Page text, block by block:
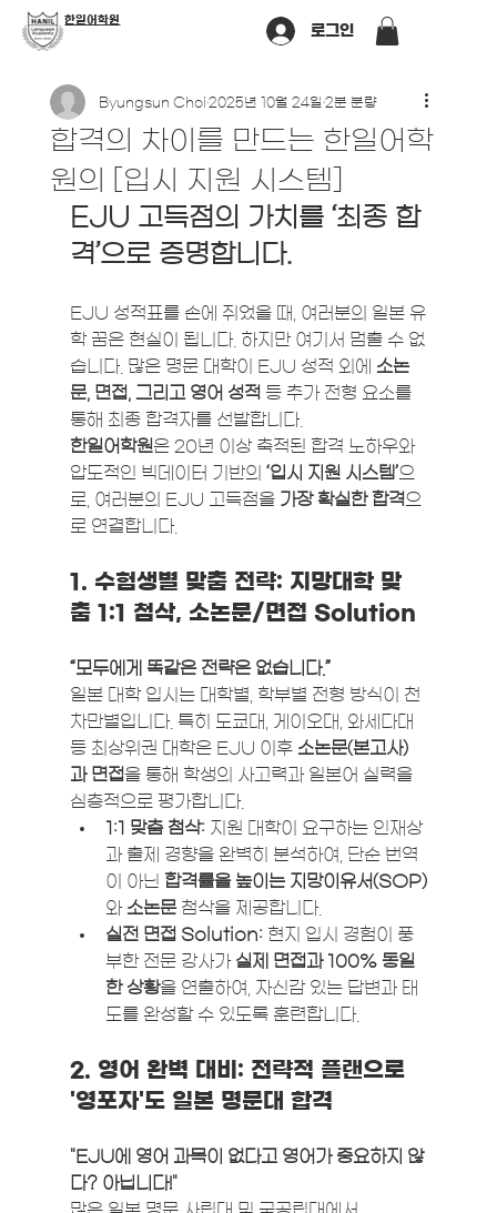
​한일어학원
로그인
합격의 차이를 만드는 한일어학
원의 [입시 지원 시스템]
Byungsun Choi 2025년 10월 24일 2분 분량
EJU 고득점의 가치를 ‘최종 합
격’으로 증명합니다.
EJU 성적표를 손에 쥐었을 때, 여러분의 일본 유
학 꿈은 현실이 됩니다. 하지만 여기서 멈출 수 없
습니다. 많은 명문 대학이 EJU 성적 외에 소논
문, 면접, 그리고 영어 성적 등 추가 전형 요소를
통해 최종 합격자를 선발합니다.
한일어학원은 20년 이상 축적된 합격 노하우와
압도적인 빅데이터 기반의 ‘입시 지원 시스템’으
로, 여러분의 EJU 고득점을 가장 확실한 합격으
로 연결합니다.
1. 수험생별 맞춤 전략: 지망대학 맞
춤 1:1 첨삭, 소논문/면접 Solution
“모두에게 똑같은 전략은 없습니다.”
일본 대학 입시는 대학별, 학부별 전형 방식이 천
차만별입니다. 특히 도쿄대, 게이오대, 와세다대
등 최상위권 대학은 EJU 이후 소논문(본고사)
과 면접을 통해 학생의 사고력과 일본어 실력을
심층적으로 평가합니다.
1:1 맞춤 첨삭: 지원 대학이 요구하는 인재상
과 출제 경향을 완벽히 분석하여, 단순 번역
이 아닌 합격률을 높이는 지망이유서(SOP)
와 소논문 첨삭을 제공합니다.
실전 면접 Solution: 현지 입시 경험이 풍
부한 전문 강사가 실제 면접과 100% 동일
한 상황을 연출하여, 자신감 있는 답변과 태
도를 완성할 수 있도록 훈련합니다.
2. 영어 완벽 대비: 전략적 플랜으로
'영포자'도 일본 명문대 합격
"EJU에 영어 과목이 없다고 영어가 중요하지 않
다? 아닙니다!"